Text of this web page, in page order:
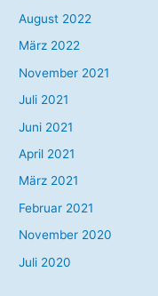
August 2022
März 2022
November 2021
Juli 2021
Juni 2021
April 2021
März 2021
Februar 2021
November 2020
Juli 2020